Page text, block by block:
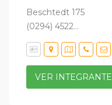
Beschtedt 175
(0294) 4522...
VER INTEGRANTE